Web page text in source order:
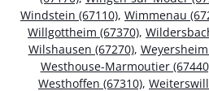
Windstein (67110), Wimmenau
Willgottheim (67370),
Wilshausen (67270),
Westhouse-Marmoutier
Westhoffen (67310),